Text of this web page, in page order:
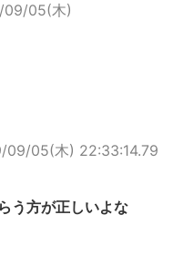
09/05(木)
09/05(木) 22:33:14.79
う方が正しいよな